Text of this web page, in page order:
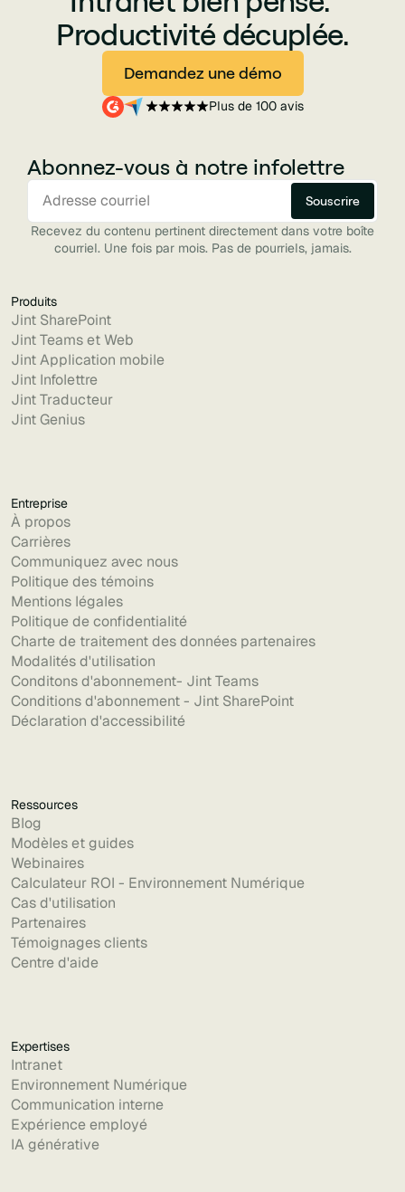
Productivité décuplée.
Demandez une démo
Plus de 100 avis
Abonnez-vous à notre infolettre
Recevez du contenu pertinent directement dans votre boîte
courriel. Une fois par mois. Pas de pourriels, jamais.
Produits
Jint SharePoint
Jint Teams et Web
Jint Application mobile
Jint Infolettre
Jint Traducteur
Jint Genius
Entreprise
À propos
Carrières
Communiquez avec nous
Politique des témoins
Mentions légales
Politique de confidentialité
Charte de traitement des données partenaires
Modalités d'utilisation
Conditons d'abonnement- Jint Teams
Conditions d'abonnement - Jint SharePoint
Déclaration d'accessibilité
Ressources
Blog
Modèles et guides
Webinaires
Calculateur ROI - Environnement Numérique
Cas d'utilisation
Partenaires
Témoignages clients
Centre d'aide
Expertises
Intranet
Environnement Numérique
Communication interne
Expérience employé
IA générative